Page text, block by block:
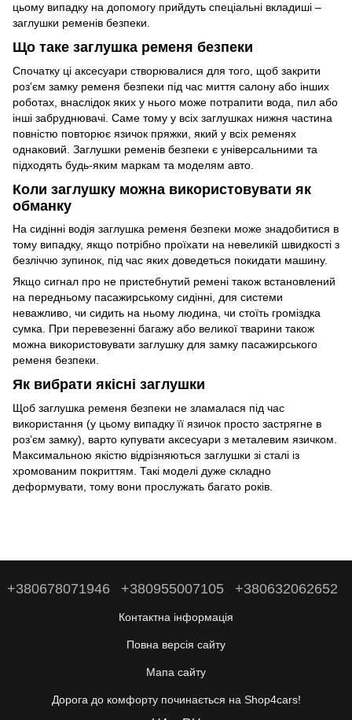
цьому випадку на допомогу прийдуть спеціальні вкладиші –
заглушки ременів безпеки.
Що таке заглушка ременя безпеки
Спочатку ці аксесуари створювалися для того, щоб закрити
роз’єм замку ременя безпеки під час миття салону або інших
роботах, внаслідок яких у нього може потрапити вода, пил або
інші забруднювачі. Саме тому у всіх заглушках нижня частина
повністю повторює язичок пряжки, який у всіх ременях
однаковий. Заглушки ременів безпеки є універсальними та
підходять будь-яким маркам та моделям авто.
Коли заглушку можна використовувати як
обманку
На сидінні водія заглушка ременя безпеки може знадобитися в
тому випадку, якщо потрібно проїхати на невеликій швидкості з
безліччю зупинок, під час яких доведеться покидати машину.
Якщо сигнал про не пристебнутий ремені також встановлений
на передньому пасажирському сидінні, для системи
неважливо, чи сидить на ньому людина, чи стоїть громіздка
сумка. При перевезенні багажу або великої тварини також
можна використовувати заглушку для замку пасажирського
ременя безпеки.
Як вибрати якісні заглушки
Щоб заглушка ременя безпеки не зламалася під час
використання (у цьому випадку її язичок просто застрягне в
роз’єм замку), варто купувати аксесуари з металевим язичком.
Максимальною якістю відрізняються заглушки зі сталі із
хромованим покриттям. Такі моделі дуже складно
деформувати, тому вони прослужать багато років.
+380678071946 +380955007105 +380632062652
Контактна інформація
Повна версія сайту
Мапа сайту
Дорога до комфорту починається на Shop4cars!